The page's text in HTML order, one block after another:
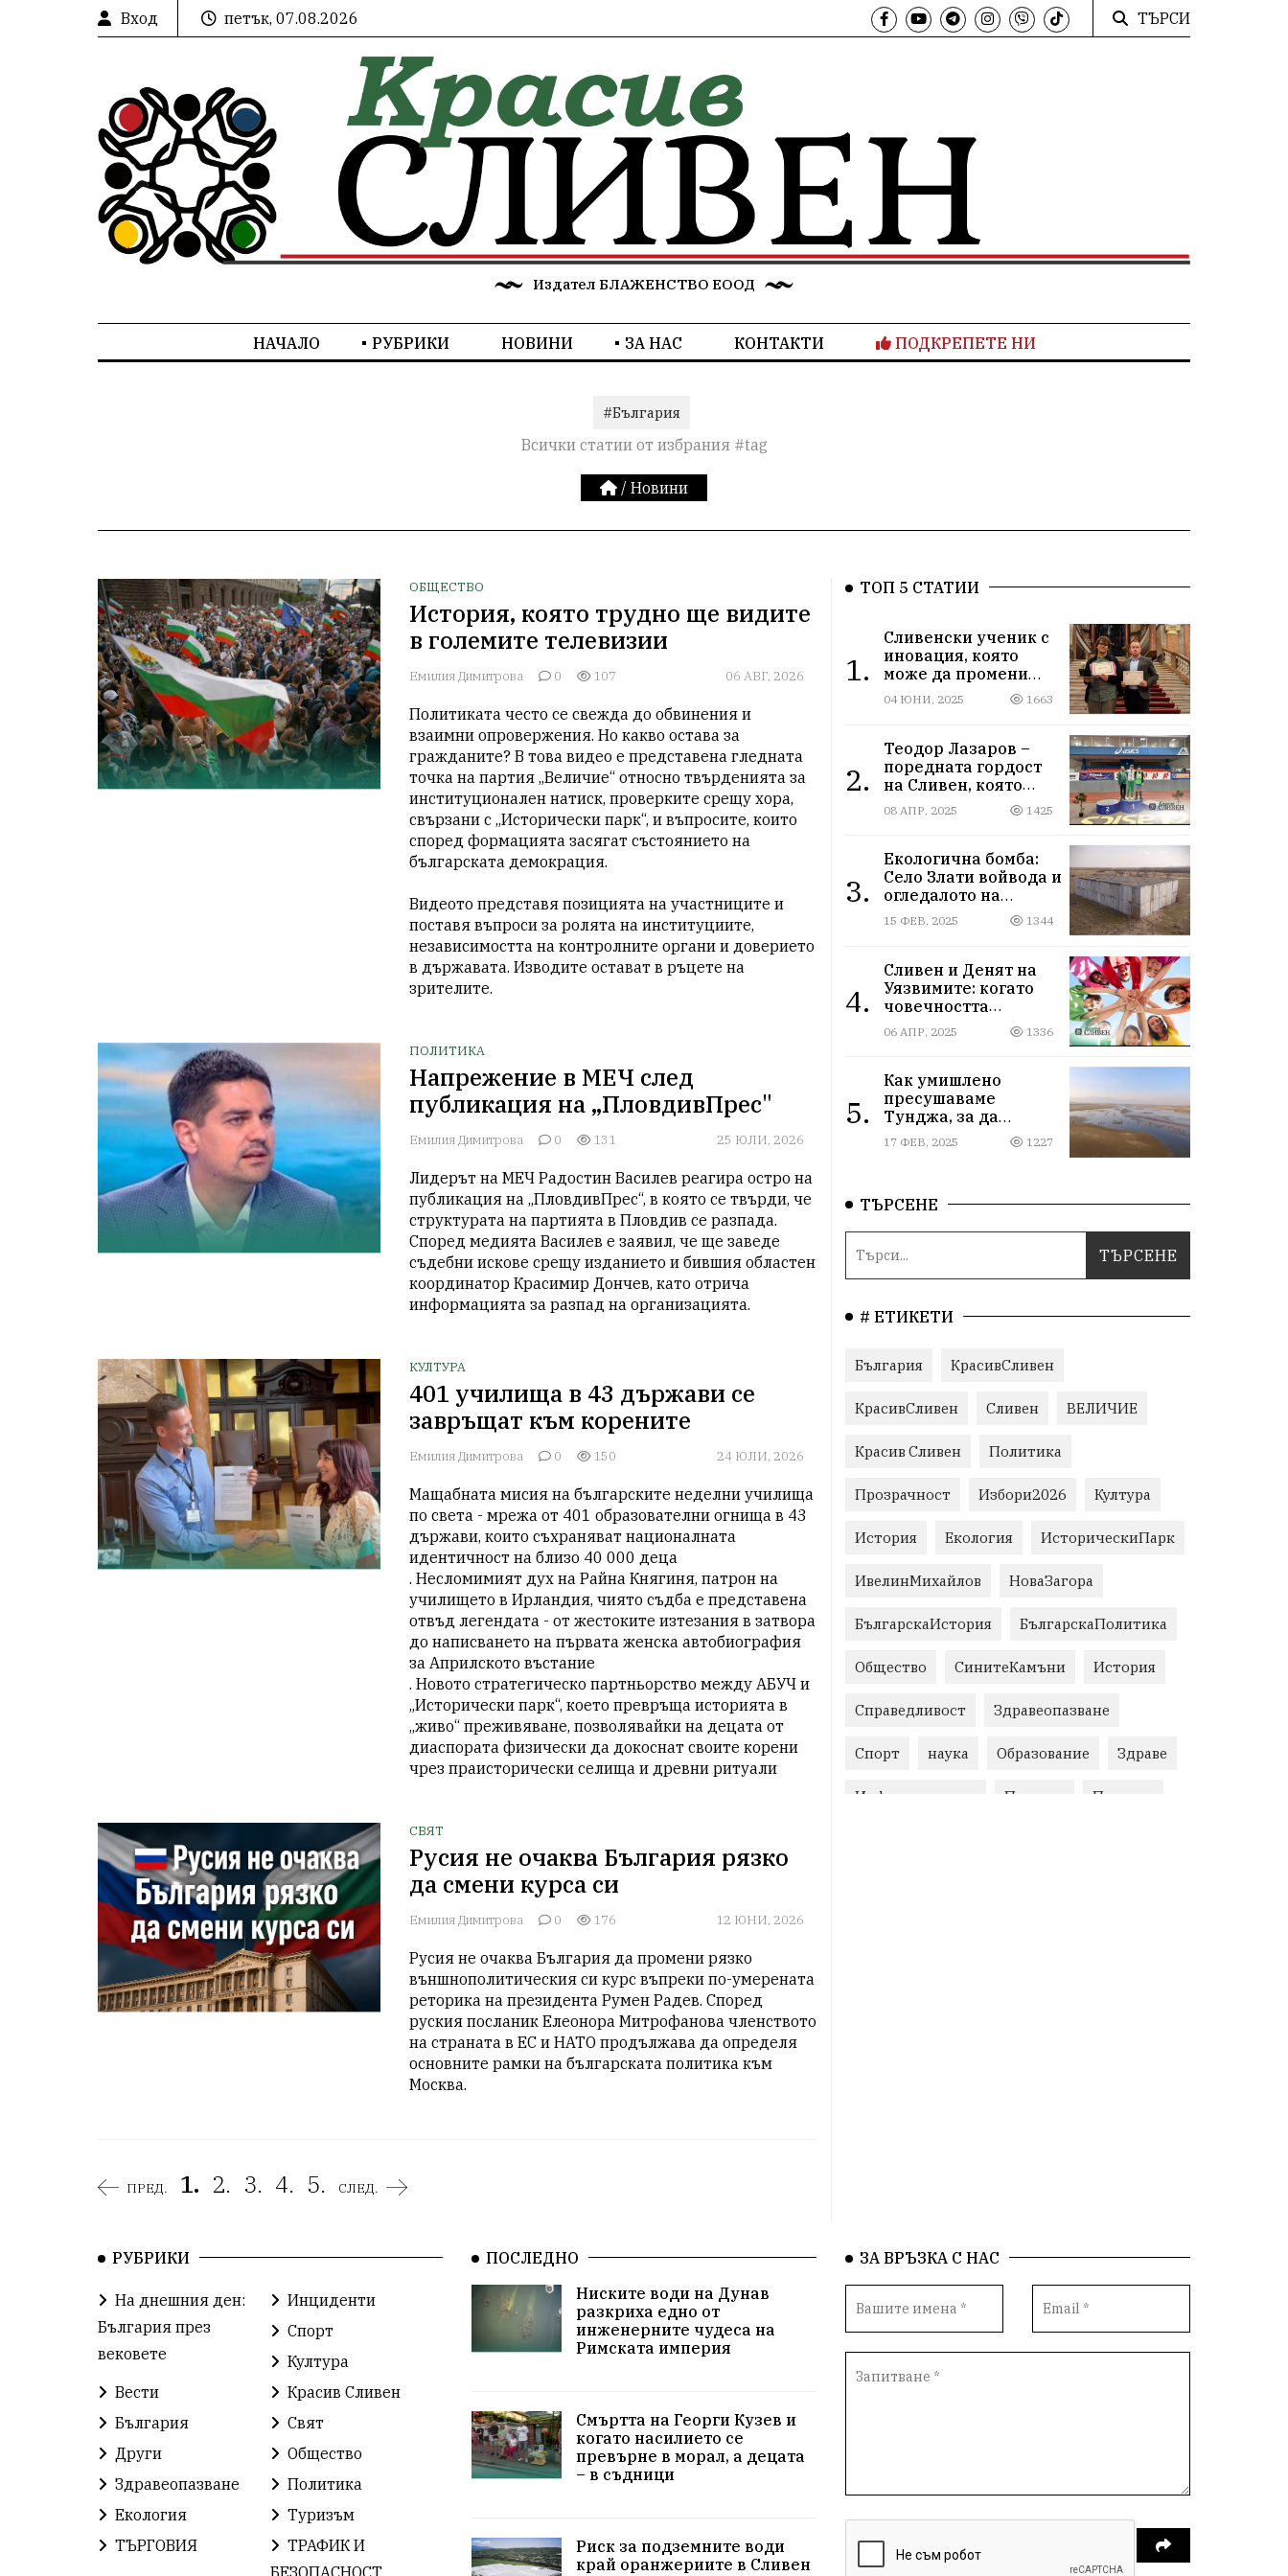
Вход петък, 07.08.2026 ТЪРСИ
Издател БЛАЖЕНСТВО ЕООД
НАЧАЛО РУБРИКИ НОВИНИ ЗА НАС КОНТАКТИ ПОДКРЕПЕТЕ НИ
#България
Всички статии от избрания #tag
/ Новини
ОБЩЕСТВО
История, която трудно ще видите
в големите телевизии
Емилия Димитрова 0 107 06 АВГ, 2026
Политиката често се свежда до обвинения и
взаимни опровержения. Но какво остава за
гражданите? В това видео е представена гледната
точка на партия „Величие“ относно твърденията за
институционален натиск, проверките срещу хора,
свързани с „Исторически парк“, и въпросите, които
според формацията засягат състоянието на
българската демокрация.
Видеото представя позицията на участниците и
поставя въпроси за ролята на институциите,
независимостта на контролните органи и доверието
в държавата. Изводите остават в ръцете на
зрителите.
ПОЛИТИКА
Напрежение в МЕЧ след
публикация на „ПловдивПрес"
Емилия Димитрова 0 131 25 ЮЛИ, 2026
Лидерът на МЕЧ Радостин Василев реагира остро на
публикация на „ПловдивПрес“, в която се твърди, че
структурата на партията в Пловдив се разпада.
Според медията Василев е заявил, че ще заведе
съдебни искове срещу изданието и бившия областен
координатор Красимир Дончев, като отрича
информацията за разпад на организацията.
КУЛТУРА
401 училища в 43 държави се
завръщат към корените
Емилия Димитрова 0 150 24 ЮЛИ, 2026
Мащабната мисия на българските неделни училища
по света - мрежа от 401 образователни огнища в 43
държави, които съхраняват националната
идентичност на близо 40 000 деца
. Несломимият дух на Райна Княгиня, патрон на
училището в Ирландия, чиято съдба е представена
отвъд легендата - от жестоките изтезания в затвора
до написването на първата женска автобиография
за Априлското въстание
. Новото стратегическо партньорство между АБУЧ и
„Исторически парк“, което превръща историята в
„живо“ преживяване, позволявайки на децата от
диаспората физически да докоснат своите корени
чрез праисторически селища и древни ритуали
СВЯТ
Русия не очаква България рязко
да смени курса си
Емилия Димитрова 0 176 12 ЮНИ, 2026
Русия не очаква България да промени рязко
външнополитическия си курс въпреки по-умерената
реторика на президента Румен Радев. Според
руския посланик Елеонора Митрофанова членството
на страната в ЕС и НАТО продължава да определя
основните рамки на българската политика към
Москва.
ПРЕД. 1. 2. 3. 4. 5. СЛЕД.
ТОП 5 СТАТИИ
1.
Сливенски ученик с
иновация, която
може да промени
света!
04 ЮНИ, 2025 1663
2.
Теодор Лазаров –
поредната гордост
на Сливен, която
лети към бъдещето
08 АПР, 2025 1425
3.
Екологична бомба:
Село Злати войвода и
огледалото на
управлението
15 ФЕВ, 2025 1344
4.
Сливен и Денят на
Уязвимите: когато
човечността
надмогва
предразсъдъците
06 АПР, 2025 1336
5.
Как умишлено
пресушаваме
Тунджа, за да
пълним Марица и…
джобовете на частни
17 ФЕВ, 2025 1227
ТЪРСЕНЕ
# ЕТИКЕТИ
България КрасивСливен
КрасивСливен Сливен ВЕЛИЧИЕ
Красив Сливен Политика
Прозрачност Избори2026 Култура
История Екология ИсторическиПарк
ИвелинМихайлов НоваЗагора
БългарскаИстория БългарскаПолитика
Общество СинитеКамъни История
Справедливост Здравеопазване
Спорт наука Образование Здраве
Инфраструктура Пеевски Протест
ВиКСливен ОтровнатаЯбълка
ЦветомирПетков Правосъдие
РУБРИКИ
На днешния ден:
България през
вековете
Инциденти
Спорт
Култура
Вести
Красив Сливен
България
Свят
Други
Общество
Здравеопазване
Политика
Екология
Туризъм
ТЪРГОВИЯ
ТРАФИК И
ПОСЛЕДНО
Ниските води на Дунав
разкриха едно от
инженерните чудеса на
Римската империя
Смъртта на Георги Кузев и
когато насилието се
превърне в морал, а децата
– в съдници
Риск за подземните води
край оранжериите в Сливен
ЗА ВРЪЗКА С НАС